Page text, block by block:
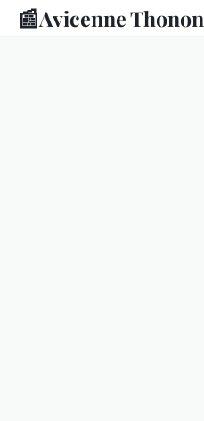
📰Avicenne Thonon